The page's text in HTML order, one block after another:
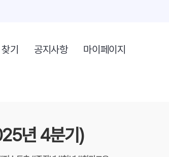
기 공지사항 마이페이지
년 4분기)